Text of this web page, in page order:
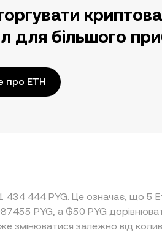
для більшого
про ETH
434 444 PYG. Це означає, що
PYG, а ₲50 PYG
змінюватися залежно від